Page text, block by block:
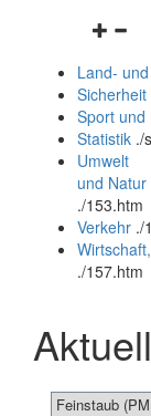
und
Land-
Sport und
Statistik ./
Umwelt
und Natur
./153.htm
Verkehr ./
./157.htm